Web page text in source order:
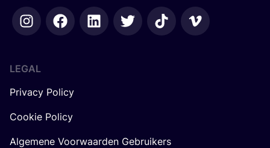
LEGAL
Privacy Policy
Cookie Policy
Algemene Voorwaarden Gebruikers